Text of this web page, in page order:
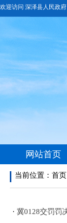
当前位置： 首页
· 冀0128交罚罚